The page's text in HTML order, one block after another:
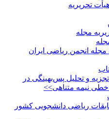
تحریریه
مجله
مجله انجمن ریاضی ایران
و تحلیل پس‌بهینگی در
خطی نیمه متناهی>>
ریاضی دانشجویی کشور